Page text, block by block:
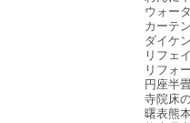
ウォー
カーテ
ダイケ
リフェ
リフォ
円座半
寺院床
曙表熊